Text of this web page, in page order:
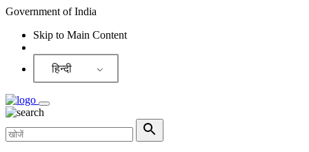
Government of India
Skip to Main Content
हिन्दी